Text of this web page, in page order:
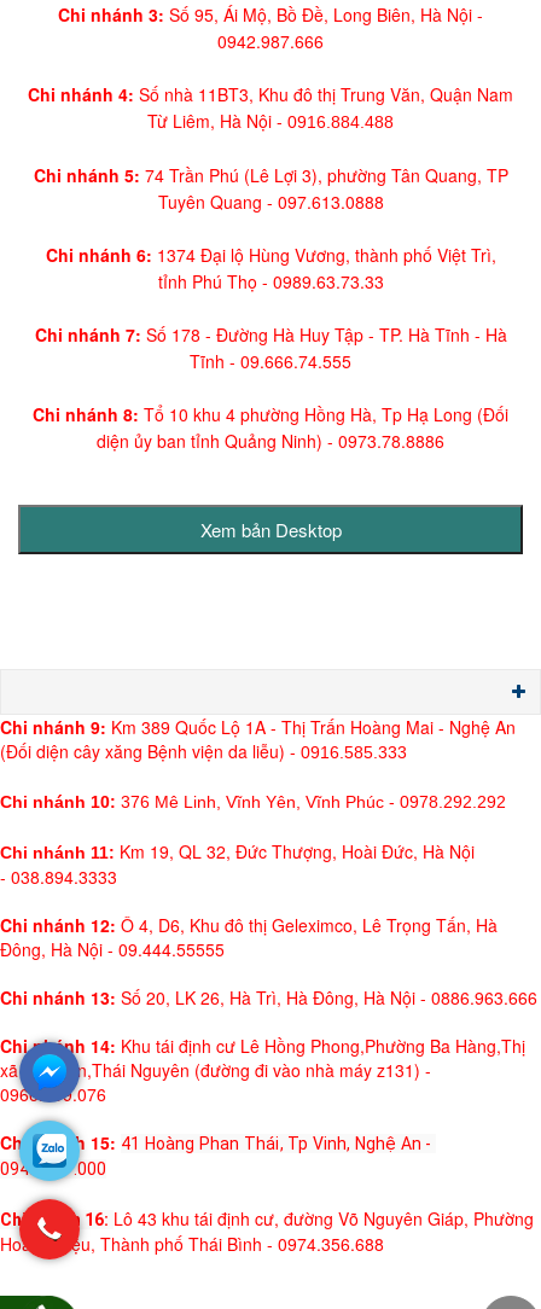
Chi nhánh 3: Số 95, Ái Mộ, Bồ Đề, Long Biên, Hà Nội -
0942.987.666
Chi nhánh 4: Số nhà 11BT3, Khu đô thị Trung Văn, Quận Nam
Từ Liêm, Hà Nội - 0916.884.488
Chi nhánh 5: 74 Trần Phú (Lê Lợi 3), phường Tân Quang, TP
Tuyên Quang - 097.613.0888
Chi nhánh 6: 1374 Đại lộ Hùng Vương, thành phố Việt Trì,
tỉnh Phú Thọ - 0989.63.73.33
Chi nhánh 7: Số 178 - Đường Hà Huy Tập - TP. Hà Tĩnh - Hà
Tĩnh - 09.666.74.555
Chi nhánh 8: Tổ 10 khu 4 phường Hồng Hà, Tp Hạ Long (Đối
diện ủy ban tỉnh Quảng Ninh) - 0973.78.8886
Chi nhánh 9: Km 389 Quốc Lộ 1A - Thị Trấn Hoàng Mai - Nghệ An
(Đối diện cây xăng Bệnh viện da liễu) - 0916.585.333
Chi nhánh 10: 376 Mê Linh, Vĩnh Yên, Vĩnh Phúc - 0978.292.292
Chi nhánh 11: Km 19, QL 32, Đức Thượng, Hoài Đức, Hà Nội
- 038.894.3333
Chi nhánh 12: Ô 4, D6, Khu đô thị Geleximco, Lê Trọng Tấn, Hà
Đông, Hà Nội - 09.444.55555
Chi nhánh 13: Số 20, LK 26, Hà Trì, Hà Đông, Hà Nội - 0886.963.666
Chi nhánh 14: Khu tái định cư Lê Hồng Phong,Phường Ba Hàng,Thị
xã Phổ Yên,Thái Nguyên (đường đi vào nhà máy z131) -
0966.999.076
Chi nhánh 15: 41 Hoàng Phan Thái, Tp Vinh, Nghệ An -
0942.947.000
Chi nhánh 16: Lô 43 khu tái định cư, đường Võ Nguyên Giáp, Phường
Hoàng Diệu, Thành phố Thái Bình - 0974.356.688